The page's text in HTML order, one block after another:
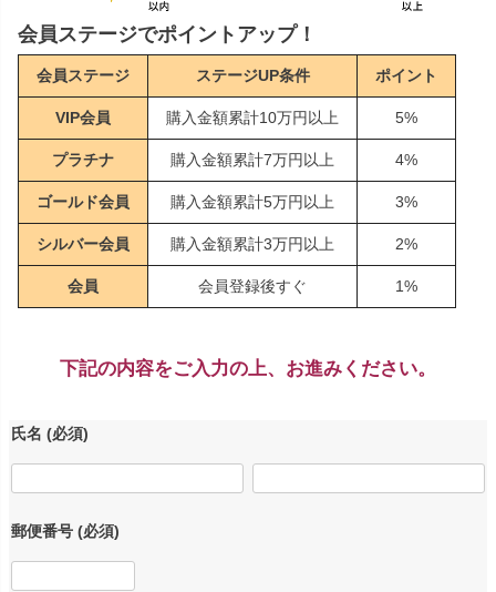
会員ステージでポイントアップ！
会員ステージ ステージUP条件 ポイント
VIP会員 購入金額累計10万円以上 5%
プラチナ 購入金額累計7万円以上 4%
ゴールド会員 購入金額累計5万円以上 3%
シルバー会員 購入金額累計3万円以上 2%
会員 会員登録後すぐ 1%
下記の内容をご入力の上、お進みください。
氏名 (必須)
郵便番号 (必須)